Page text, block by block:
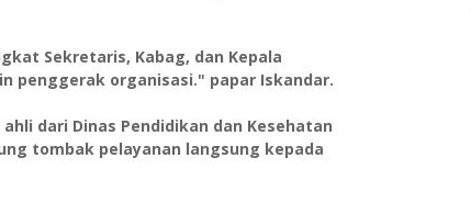
Sekretaris, Kabag, dan Kepala
penggerak organisasi." papar Iskandar.
dari Dinas Pendidikan dan Kesehatan
tombak pelayanan langsung kepada